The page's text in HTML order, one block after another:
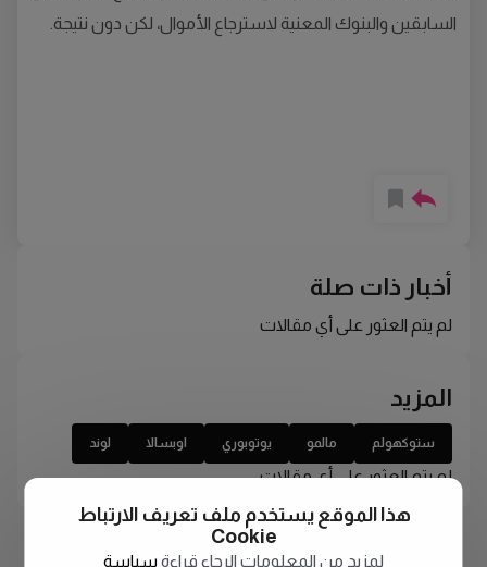
السابقين والبنوك المعنية لاسترجاع الأموال، لكن دون نتيجة.
أخبار ذات صلة
لم يتم العثور على أي مقالات
المزيد
ستوكهولم مالمو يوتوبوري اوبسالا لوند
لم يتم العثور على أي مقالات
هذا الموقع يستخدم ملف تعريف الارتباط
Cookie
لمزيد من المعلومات الرجاء قراءة سياسة